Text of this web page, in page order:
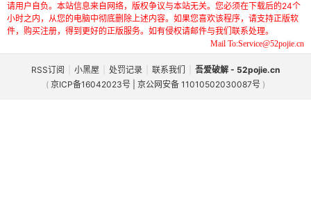
请用户自负。本站信息来自网络，版权争议与本站无关。您必须在下载后的24个
小时之内，从您的电脑中彻底删除上述内容。如果您喜欢该程序，请支持正版软
件，购买注册，得到更好的正版服务。如有侵权请邮件与我们联系处理。
Mail To:Service@52pojie.cn
RSS订阅 小黑屋 处罚记录 联系我们
吾爱破解 - 52pojie.cn
( 京ICP备16042023号 | 京公网安备 11010502030087号 )